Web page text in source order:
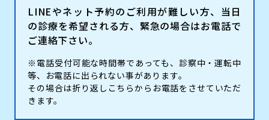
LINEやネット予約のご利用が難しい方、当日
の診療を希望される方、緊急の場合はお電話で
ご連絡下さい。
※電話受付可能な時間帯であっても、診察中・運転中
等、お電話に出られない事があります。
その場合は折り返しこちらからお電話をさせていただ
きます。